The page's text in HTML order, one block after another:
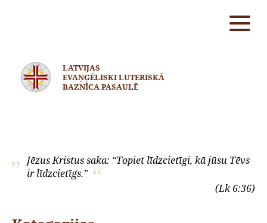
LATVIJAS
EVAŅĢĒLISKI LUTERISKĀ
BAZNĪCA PASAULĒ
Jēzus Kristus saka: “Topiet līdzcietīgi, kā jūsu Tēvs
ir līdzcietīgs.”
(Lk 6:36)